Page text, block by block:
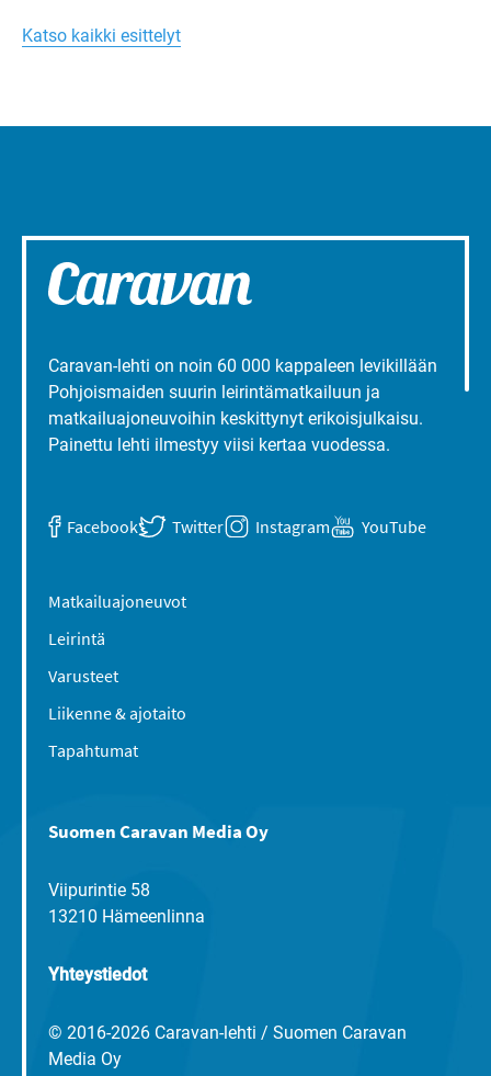
Turun
liepeillä
Katso kaikki esittelyt
Caravan-lehti on noin 60 000 kappaleen levikillään
Pohjoismaiden suurin leirintämatkailuun ja
matkailuajoneuvoihin keskittynyt erikoisjulkaisu.
Painettu lehti ilmestyy viisi kertaa vuodessa.
Facebook Twitter Instagram YouTube
Matkailuajoneuvot
Leirintä
Varusteet
Liikenne & ajotaito
Tapahtumat
Suomen Caravan Media Oy
Viipurintie 58
13210 Hämeenlinna
Yhteystiedot
© 2016-2026 Caravan-lehti / Suomen Caravan
Media Oy